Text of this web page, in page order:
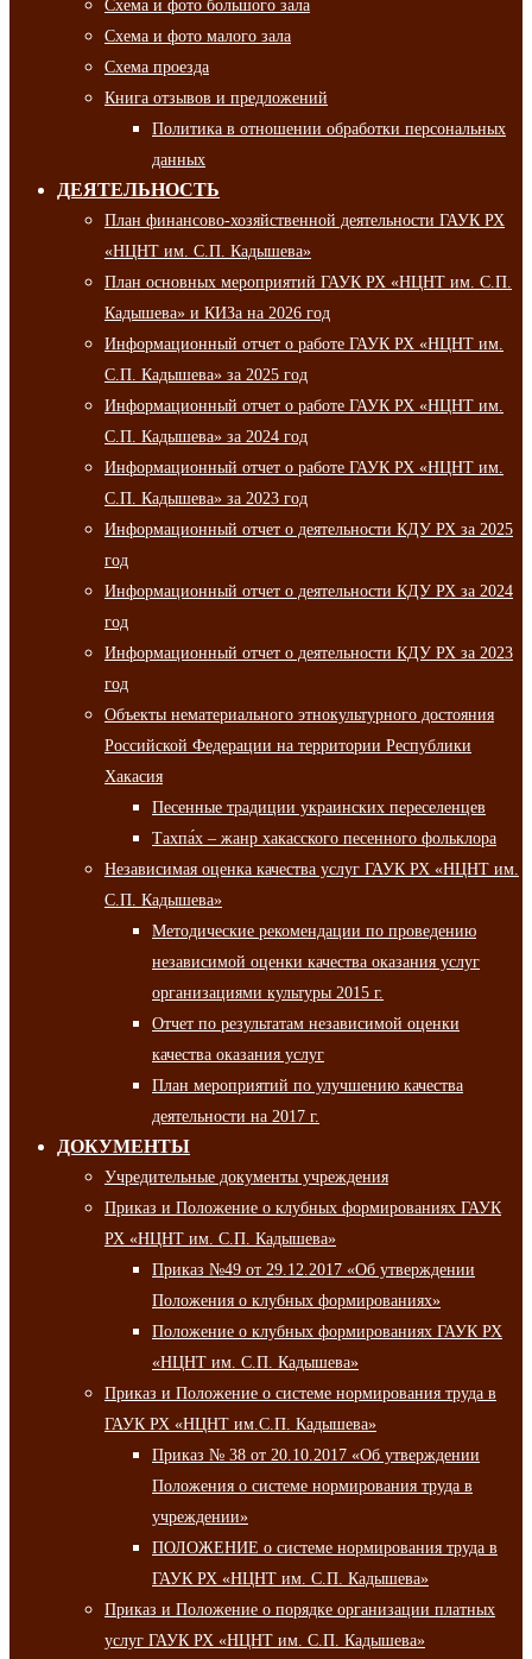
Схема и фото большого зала
Схема и фото малого зала
Схема проезда
Книга отзывов и предложений
Политика в отношении обработки персональных
данных
ДЕЯТЕЛЬНОСТЬ
План финансово-хозяйственной деятельности ГАУК РХ
«НЦНТ им. С.П. Кадышева»
План основных мероприятий ГАУК РХ «НЦНТ им. С.П.
Кадышева» и КИЗа на 2026 год
Информационный отчет о работе ГАУК РХ «НЦНТ им.
С.П. Кадышева» за 2025 год
Информационный отчет о работе ГАУК РХ «НЦНТ им.
С.П. Кадышева» за 2024 год
Информационный отчет о работе ГАУК РХ «НЦНТ им.
С.П. Кадышева» за 2023 год
Информационный отчет о деятельности КДУ РХ за 2025
год
Информационный отчет о деятельности КДУ РХ за 2024
год
Информационный отчет о деятельности КДУ РХ за 2023
год
Объекты нематериального этнокультурного достояния
Российской Федерации на территории Республики
Хакасия
Песенные традиции украинских переселенцев
Тахпа́х – жанр хакасского песенного фольклора
Независимая оценка качества услуг ГАУК РХ «НЦНТ им.
С.П. Кадышева»
Методические рекомендации по проведению
независимой оценки качества оказания услуг
организациями культуры 2015 г.
Отчет по результатам независимой оценки
качества оказания услуг
План мероприятий по улучшению качества
деятельности на 2017 г.
ДОКУМЕНТЫ
Учредительные документы учреждения
Приказ и Положение о клубных формированиях ГАУК
РХ «НЦНТ им. С.П. Кадышева»
Приказ №49 от 29.12.2017 «Об утверждении
Положения о клубных формированиях»
Положение о клубных формированиях ГАУК РХ
«НЦНТ им. С.П. Кадышева»
Приказ и Положение о системе нормирования труда в
ГАУК РХ «НЦНТ им.С.П. Кадышева»
Приказ № 38 от 20.10.2017 «Об утверждении
Положения о системе нормирования труда в
учреждении»
ПОЛОЖЕНИЕ о системе нормирования труда в
ГАУК РХ «НЦНТ им. С.П. Кадышева»
Приказ и Положение о порядке организации платных
услуг ГАУК РХ «НЦНТ им. С.П. Кадышева»